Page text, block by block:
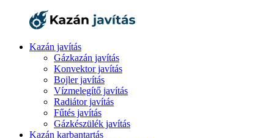
Kazán javítás
Gázkazán javítás
Konvektor javítás
Bojler javítás
Vízmelegítő javítás
Radiátor javítás
Fűtés javítás
Gázkészülék javítás
Kazán karbantartás